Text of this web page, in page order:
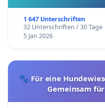
1 647 Unterschriften
32 Unterschriften / 30 Tage
5 Jan 2026
🐾 Für eine
Gemeinsam